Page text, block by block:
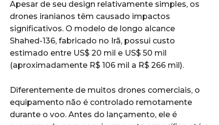
Apesar de seu design relativamente simples, os
drones iranianos têm causado impactos
significativos. O modelo de longo alcance
Shahed-136, fabricado no Irã, possui custo
estimado entre US$ 20 mil e US$ 50 mil
(aproximadamente R$ 106 mil a R$ 266 mil).
Diferentemente de muitos drones comerciais, o
equipamento não é controlado remotamente
durante o voo. Antes do lançamento, ele é